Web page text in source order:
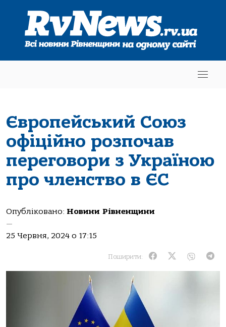
Європейський Союз
офіційно розпочав
переговори з Україною
про членство в ЄС
Опубліковано: Новини Рівненщини
—
25 Червня, 2024 о 17:15
Поширити: